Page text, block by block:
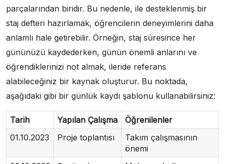
parçalarından biridir. Bu nedenle, ile desteklenmiş bir
staj defteri hazırlamak, öğrencilerin deneyimlerini daha
anlamlı hale getirebilir. Örneğin, staj süresince her
gününüzü kaydederken, günün önemli anlarını ve
öğrendiklerinizi not almak, ileride referans
alabileceğiniz bir kaynak oluşturur. Bu noktada,
aşağıdaki gibi bir günlük kaydı şablonu kullanabilirsiniz:
Tarih Yapılan Çalışma
Öğrenilenler
01.10.2023
Proje toplantısı
Takım çalışmasının
önemi